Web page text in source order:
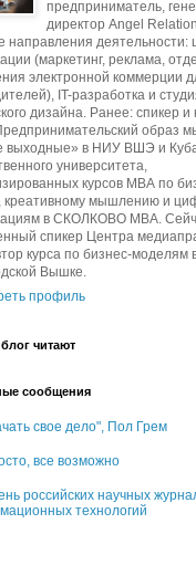
предприниматель,
директор Angel
направления деятельности:
(маркетинг, реклама,
электронной коммерции
IT-разработка и
дизайна. Ранее: спикер и
образ
выходные» в НИУ ВШЭ и
университета,
курсов МВА по
креативному мышлению и
в СКОЛКОВО МВА.
спикер Центра
курса по бизнес-моделям
Вышке.
профиль
читают
сообщения
свое дело", Пол Грем
все возможно
российских научных
технологий